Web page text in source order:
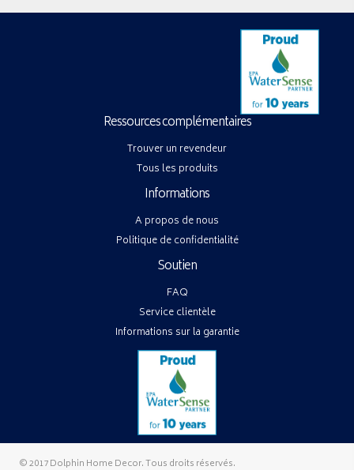
Ressources complémentaires
Trouver un revendeur
Tous les produits
Informations
A propos de nous
Politique de confidentialité
Soutien
FAQ
Service clientèle
Informations sur la garantie
© 2017 Dolphin Home Decor. Tous droits réservés.